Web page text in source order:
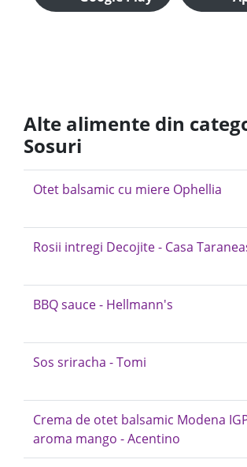
Alte alimente din
Sosuri
Otet balsamic cu miere Ophellia
Rosii intregi Decojite - Casa
BBQ sauce - Hellmann's
Sos sriracha - Tomi
Crema de otet balsamic Modena
aroma mango - Acentino